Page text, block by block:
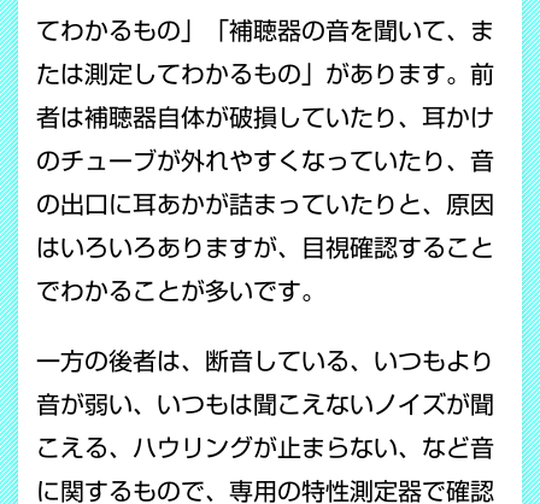
てわかるもの」「補聴器の音を聞いて、ま
たは測定してわかるもの」があります。前
者は補聴器自体が破損していたり、耳かけ
のチューブが外れやすくなっていたり、音
の出口に耳あかが詰まっていたりと、原因
はいろいろありますが、目視確認すること
でわかることが多いです。
一方の後者は、断音している、いつもより
音が弱い、いつもは聞こえないノイズが聞
こえる、ハウリングが止まらない、など音
に関するもので、専用の特性測定器で確認